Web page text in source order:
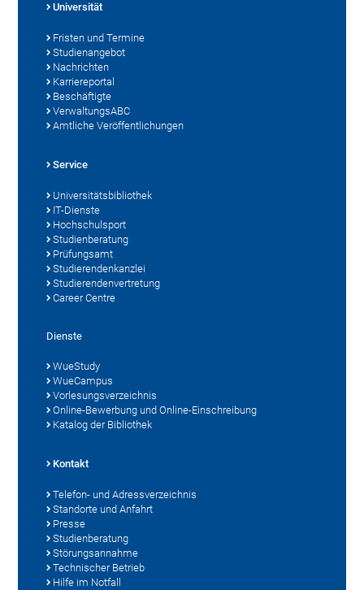
Universität
Fristen und Termine
Studienangebot
Nachrichten
Karriereportal
Beschäftigte
VerwaltungsABC
Amtliche Veröffentlichungen
Service
Universitätsbibliothek
IT-Dienste
Hochschulsport
Studienberatung
Prüfungsamt
Studierendenkanzlei
Studierendenvertretung
Career Centre
Dienste
WueStudy
WueCampus
Vorlesungsverzeichnis
Online-Bewerbung und Online-Einschreibung
Katalog der Bibliothek
Kontakt
Telefon- und Adressverzeichnis
Standorte und Anfahrt
Presse
Studienberatung
Störungsannahme
Technischer Betrieb
Hilfe im Notfall